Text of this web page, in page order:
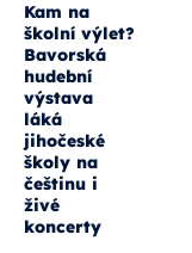
Kam na
školní výlet?
Bavorská
hudební
výstava
láká
jihočeské
školy na
češtinu i
živé
koncerty